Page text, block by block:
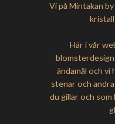
Vi på Mintakan
Här i vår
ändamål och
stenar och
du gillar och som